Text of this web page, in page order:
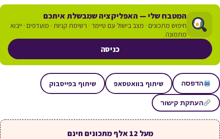
המטבח שלי — האפליקציה שמבשלת איתכם
חיפוש מתכונים · מצב בישול עם טיימר · רשימת קניות · מועדפים · ייבוא
מתמונה
כניסה
הדפסה שיתוף בוואטסאפ שיתוף בפייסבוק
העתקת קישור
מעל 12 אלף מתכונים חינם